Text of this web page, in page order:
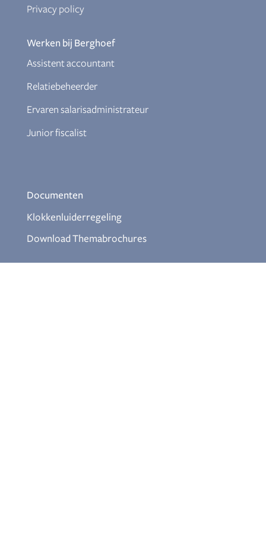
Privacy policy
Werken bij Berghoef
Assistent accountant
Relatiebeheerder
Ervaren salarisadministrateur
Junior fiscalist
Documenten
Klokkenluiderregeling
Download Themabrochures